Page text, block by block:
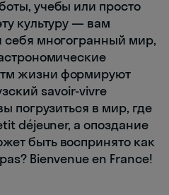
учебы или просто
культуру — вам
себя многогранный мир,
жизни формируют
savoir-vivre
погрузиться в мир, где
déjeuner, а опоздание
быть воспринято как
Bienvenue en France!